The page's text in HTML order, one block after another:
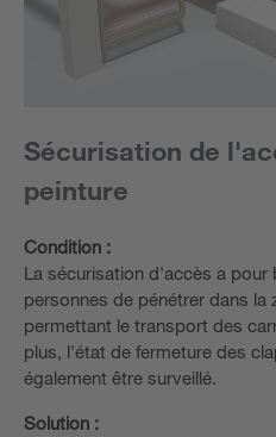
Sécurisation de
peinture
Condition :
La sécurisation d'accès a pour
personnes de pénétrer dans la
permettant le transport des
plus, l'état de fermeture des
également être surveillé.
Solution :